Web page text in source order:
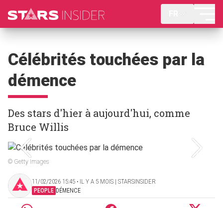
Célébrités touchées par la
démence
Des stars d'hier à aujourd'hui, comme
Bruce Willis
© Getty Images
11/02/2026 15:45 ‧ IL Y A 5 MOIS | STARSINSIDER
PEOPLE DÉMENCE